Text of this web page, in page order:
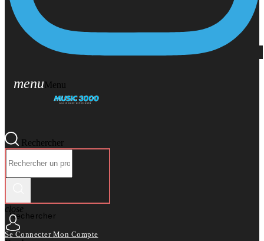
menuMenu
Rechercher
Rechercher
close
Se Connecter Mon Compte